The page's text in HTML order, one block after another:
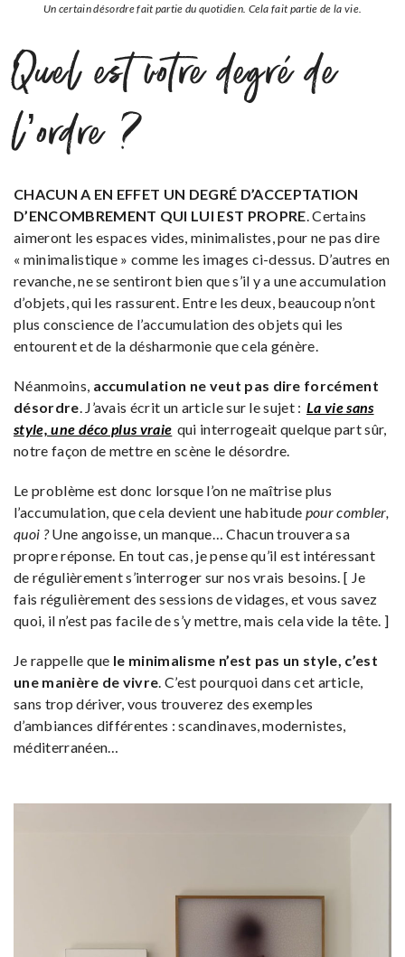
Un certain désordre fait partie du quotidien. Cela fait partie de la vie.
Quel est votre degré de
l’ordre ?
CHACUN A EN EFFET UN DEGRÉ D’ACCEPTATION
D’ENCOMBREMENT QUI LUI EST PROPRE . Certains
aimeront les espaces vides, minimalistes, pour ne pas dire
« minimalistique » comme les images ci-dessus. D’autres en
revanche, ne se sentiront bien que s’il y a une accumulation
d’objets, qui les rassurent. Entre les deux, beaucoup n’ont
plus conscience de l’accumulation des objets qui les
entourent et de la désharmonie que cela génère.
Néanmoins, accumulation ne veut pas dire forcément
désordre . J’avais écrit un article sur le sujet : La vie sans
style, une déco plus vraie qui interrogeait quelque part sûr,
notre façon de mettre en scène le désordre.
Le problème est donc lorsque l’on ne maîtrise plus
l’accumulation, que cela devient une habitude pour combler,
quoi ?Une angoisse, un manque… Chacun trouvera sa
propre réponse. En tout cas, je pense qu’il est intéressant
de régulièrement s’interroger sur nos vrais besoins. [ Je
fais régulièrement des sessions de vidages, et vous savez
quoi, il n’est pas facile de s’y mettre, mais cela vide la tête. ]
Je rappelle que le minimalisme n’est pas un style, c’est
une manière de vivre . C’est pourquoi dans cet article,
sans trop dériver, vous trouverez des exemples
d’ambiances différentes : scandinaves, modernistes,
méditerranéen…